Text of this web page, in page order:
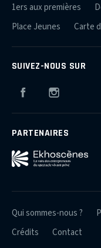
1ers aux premières
Place Jeunes
Carte
SUIVEZ-NOUS SUR
Facebook
PARTENAIRES
Qui sommes-nous ?
Crédits
Contact